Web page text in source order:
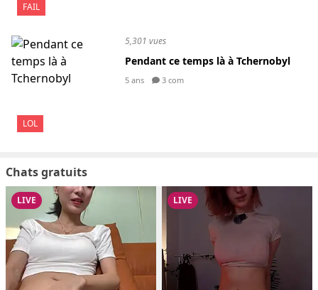
FAIL
LOL
5,301 vues
Pendant ce temps là à Tchernobyl
5 ans 3 com
Chats gratuits